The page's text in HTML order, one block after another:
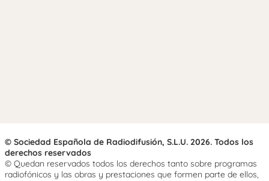
© Sociedad Española de Radiodifusión, S.L.U. 2026. Todos los
derechos reservados
© Quedan reservados todos los derechos tanto sobre programas
radiofónicos y las obras y prestaciones que formen parte de ellos,